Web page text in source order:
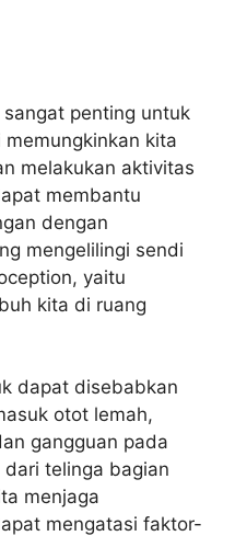
penting untuk
kita
melakukan aktivitas
membantu
dengan
mengelilingi sendi
yaitu
kita di ruang
dapat disebabkan
otot lemah,
gangguan pada
telinga bagian
menjaga
mengatasi faktor-